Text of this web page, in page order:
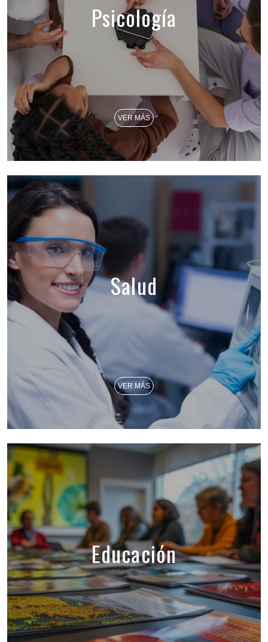
Psicología
VER MÁS
Salud
VER MÁS
Educación